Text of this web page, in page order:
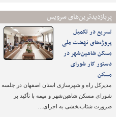
پربازدیدترین‌های سرویس
تسریع در تکمیل
پروژه‌های نهضت ملی
مسکن شاهین‌شهر در
دستور کار شورای
مسکن
مدیرکل راه و شهرسازی استان اصفهان در جلسه
شورای مسکن شاهین‌شهر و میمه با تأکید بر
ضرورت شتاب‌بخشی به اجرای…